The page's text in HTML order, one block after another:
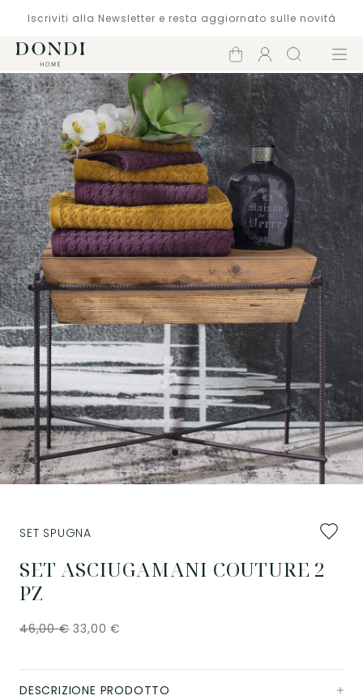
Iscriviti alla Newsletter e resta aggiornato sulle novità
Carrello
Account
Cerca Menù
SET ASCIUGAMANI COUTURE 2
PZ
SET SPUGNA
46,00€ 33,00€
DESCRIZIONE PRODOTTO